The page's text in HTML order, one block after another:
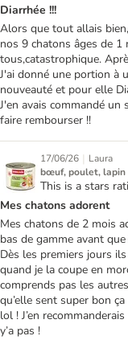
Diarrhée !!!
Alors que tout allais
nos 9 chatons âges de
tous,catastrophique.
J'ai donné une portion à
nouveauté et pour elle
J'en avais commandé un
faire rembourser !!
17/06/26 | Laura
bœuf, poulet, lapin
This is a stars
Mes chatons adorent
Mes chatons de 2 mois
bas de gamme avant
Dès les premiers jours
quand je la coupe en
comprends pas les
qu’elle sent super bon
lol ! J’en
y’a pas !